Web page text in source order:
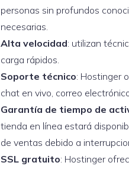
personas sin profundos
necesarias.
Alta velocidad: utilizan
carga rápidos.
Soporte técnico: Hostinger
chat en vivo, correo
Garantía de tiempo de
tienda en línea estará
de ventas debido a
SSL gratuito: Hostinger